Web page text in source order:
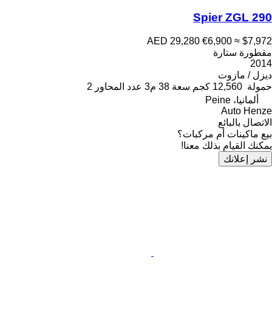
Spier ZGL 290
AED 29,280 €6,900 ≈ $7,972
مقطورة ستارة
2014
ديزل / مازوت
حمولة 12,560 كجم سعة 38 م3 عدد المحاور 2
ألمانيا، Peine
Auto Henze
الاتصال بالبائع
بيع ماكينات أم مركبات؟
يمكنك القيام بذلك معنا!
نشر إعلانك